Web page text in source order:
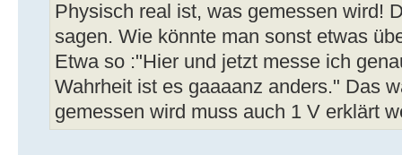
Physisch real ist, was gemessen wird!
sagen. Wie könnte man sonst etwas
Etwa so :"Hier und jetzt messe ich
Wahrheit ist es gaaaanz anders." Das
gemessen wird muss auch 1 V erklärt